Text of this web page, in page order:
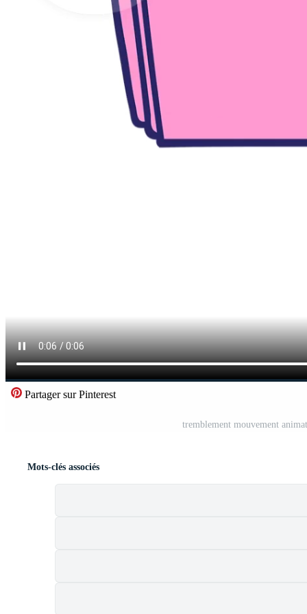
Partager sur Pinterest
tremblement mouvement
Mots-clés associés